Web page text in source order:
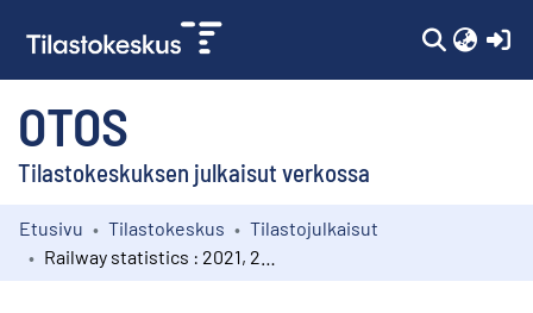
OTOS
Tilastokeskuksen julkaisut verkossa
Kokoelmat
Etusivu Tilastokeskus
Tilastojulkaisut